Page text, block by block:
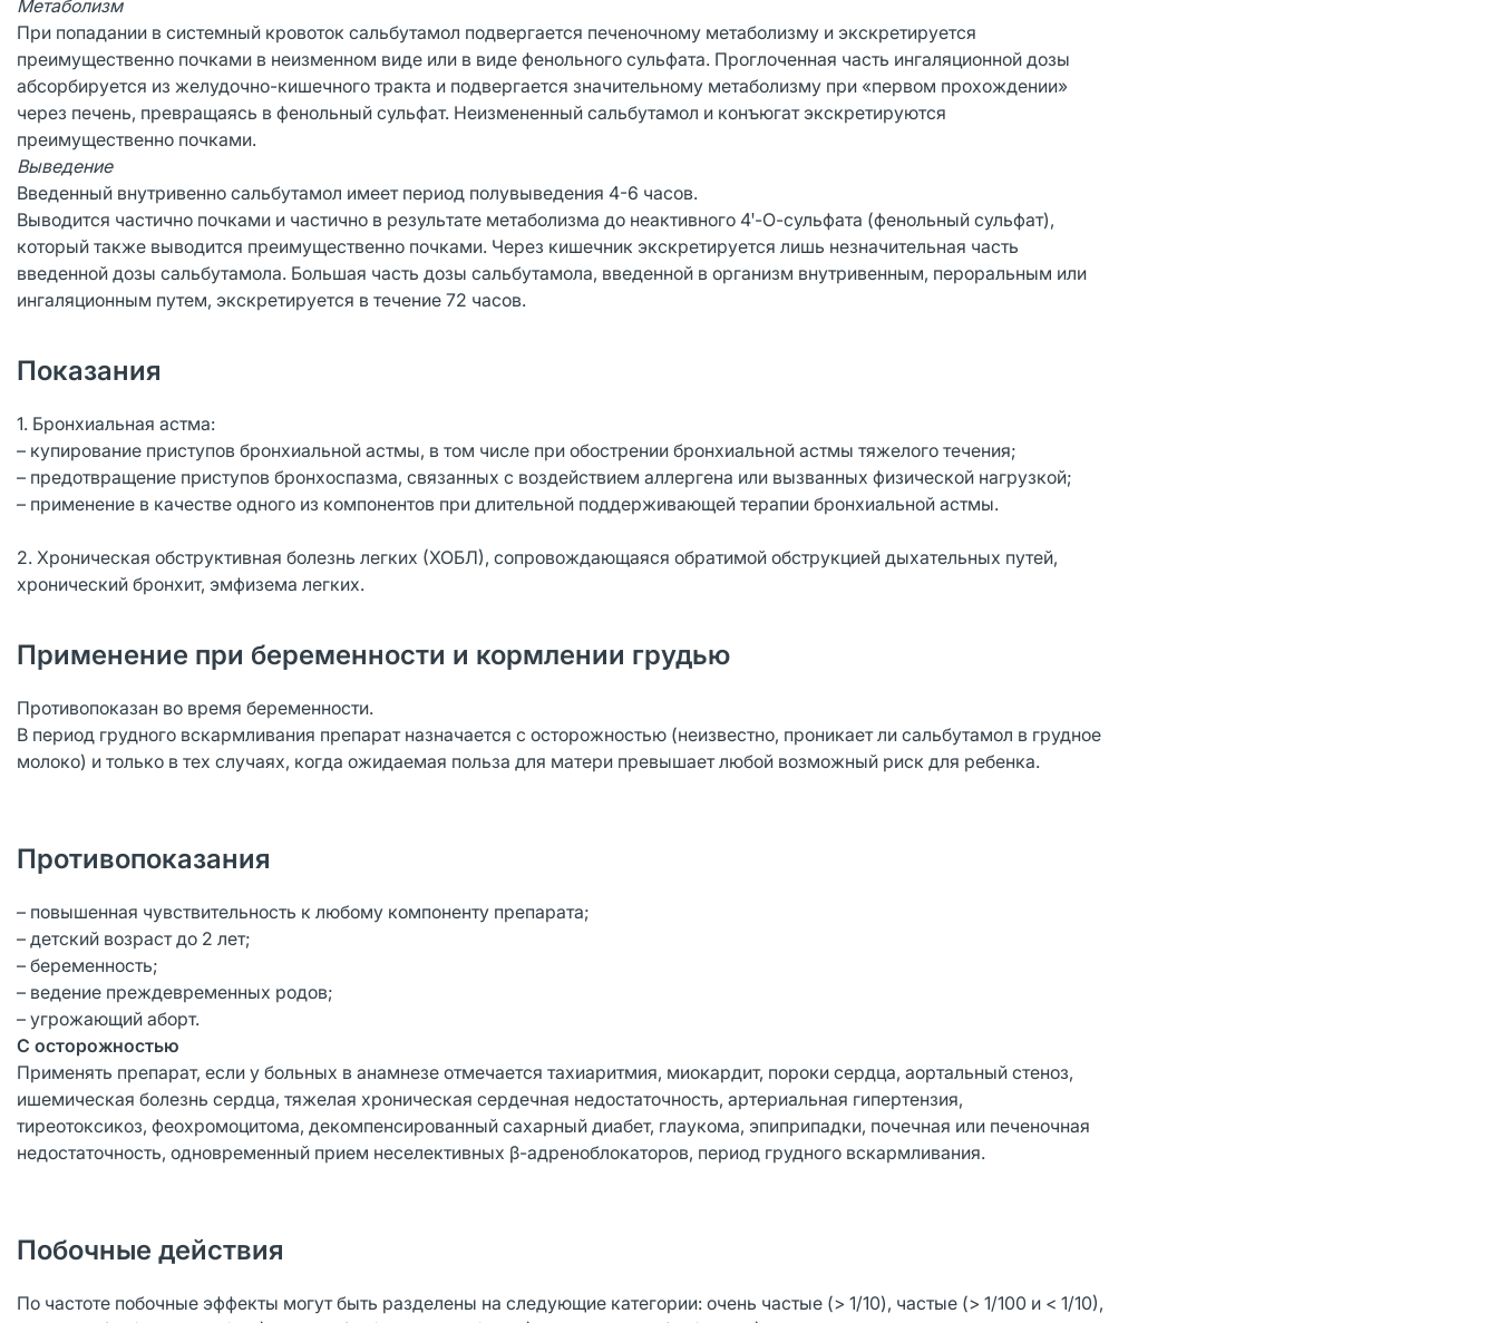
Метаболизм
При попадании в системный кровоток сальбутамол подвергается печеночному метаболизму и экскретируется
преимущественно почками в неизменном виде или в виде фенольного сульфата. Проглоченная часть ингаляционной дозы
абсорбируется из желудочно-кишечного тракта и подвергается значительному метаболизму при «первом прохождении»
через печень, превращаясь в фенольный сульфат. Неизмененный сальбутамол и конъюгат экскретируются
преимущественно почками.
Выведение
Введенный внутривенно сальбутамол имеет период полувыведения 4-6 часов.
Выводится частично почками и частично в результате метаболизма до неактивного 4ꞌ-О-сульфата (фенольный сульфат),
который также выводится преимущественно почками. Через кишечник экскретируется лишь незначительная часть
введенной дозы сальбутамола. Большая часть дозы сальбутамола, введенной в организм внутривенным, пероральным или
ингаляционным путем, экскретируется в течение 72 часов.
Показания
1. Бронхиальная астма:
– купирование приступов бронхиальной астмы, в том числе при обострении бронхиальной астмы тяжелого течения;
– предотвращение приступов бронхоспазма, связанных с воздействием аллергена или вызванных физической нагрузкой;
– применение в качестве одного из компонентов при длительной поддерживающей терапии бронхиальной астмы.
2. Хроническая обструктивная болезнь легких (ХОБЛ), сопровождающаяся обратимой обструкцией дыхательных путей,
хронический бронхит, эмфизема легких.
Применение при беременности и кормлении грудью
Противопоказан во время беременности.
В период грудного вскармливания препарат назначается с осторожностью (неизвестно, проникает ли сальбутамол в грудное
молоко) и только в тех случаях, когда ожидаемая польза для матери превышает любой возможный риск для ребенка.
Противопоказания
– повышенная чувствительность к любому компоненту препарата;
– детский возраст до 2 лет;
– беременность;
– ведение преждевременных родов;
– угрожающий аборт.
С осторожностью
Применять препарат, если у больных в анамнезе отмечается тахиаритмия, миокардит, пороки сердца, аортальный стеноз,
ишемическая болезнь сердца, тяжелая хроническая сердечная недостаточность, артериальная гипертензия,
тиреотоксикоз, феохромоцитома, декомпенсированный сахарный диабет, глаукома, эпиприпадки, почечная или печеночная
недостаточность, одновременный прием неселективных β-адреноблокаторов, период грудного вскармливания.
Побочные действия
По частоте побочные эффекты могут быть разделены на следующие категории: очень частые (> 1/10), частые (> 1/100 и < 1/10),